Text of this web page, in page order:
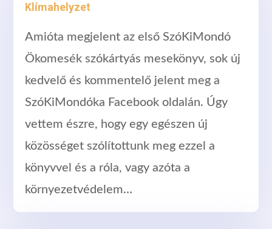
Klímahelyzet
Amióta megjelent az első SzóKiMondó
Ökomesék szókártyás mesekönyv, sok új
kedvelő és kommentelő jelent meg a
SzóKiMondóka Facebook oldalán. Úgy
vettem észre, hogy egy egészen új
közösséget szólítottunk meg ezzel a
könyvvel és a róla, vagy azóta a
környezetvédelem…